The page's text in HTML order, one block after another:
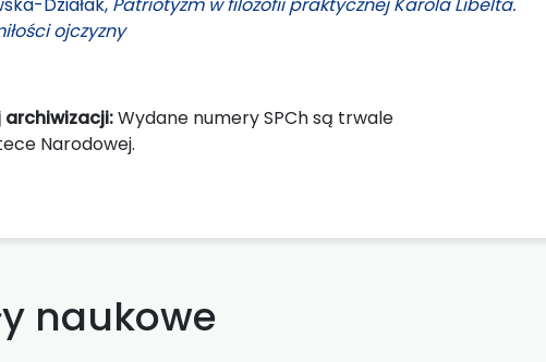
ojczyzny
archiwizacji:Wydane numery SPCh są trwale
Narodowej.
naukowe